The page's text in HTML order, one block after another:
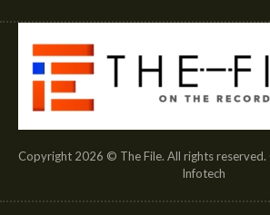
Copyright 2026 © The File. All rights reserved.
Infotech